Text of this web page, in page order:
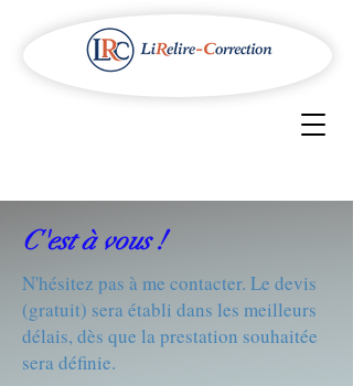
C'est à vous !
N'hésitez pas à me contacter. Le devis
(gratuit) sera établi dans les meilleurs
délais, dès que la prestation souhaitée
sera définie.